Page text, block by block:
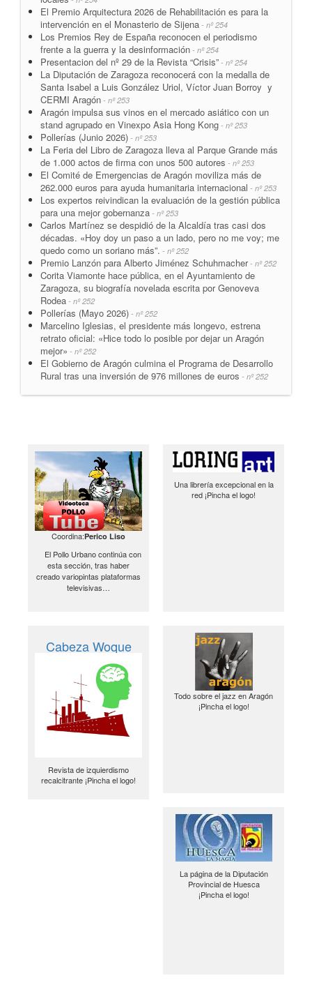
El Premio Arquitectura 2026 de Rehabilitación es para la
intervención en el Monasterio de Sijena - nº 254
Los Premios Rey de España reconocen el periodismo
frente a la guerra y la desinformación - nº 254
Presentacion del nº 29 de la Revista “Crisis” - nº 254
La Diputación de Zaragoza reconocerá con la medalla de
Santa Isabel a Luis González Uriol, Víctor Juan Borroy y
CERMI Aragón - nº 253
Aragón impulsa sus vinos en el mercado asiático con un
stand agrupado en Vinexpo Asia Hong Kong - nº 253
Pollerías (Junio 2026) - nº 253
La Feria del Libro de Zaragoza lleva al Parque Grande más
de 1.000 actos de firma con unos 500 autores - nº 253
El Comité de Emergencias de Aragón moviliza más de
262.000 euros para ayuda humanitaria internacional - nº 253
Los expertos reivindican la evaluación de la gestión pública
para una mejor gobernanza - nº 253
Carlos Martínez se despidió de la Alcaldía tras casi dos
décadas. «Hoy doy un paso a un lado, pero no me voy; me
quedo como un soriano más”. - nº 252
Premio Lanzón para Alberto Jiménez Schuhmacher- nº 252
Corita Viamonte hace pública, en el Ayuntamiento de
Zaragoza, su biografía novelada escrita por Genoveva
Rodea - nº 252
Pollerías (Mayo 2026) - nº 252
Marcelino Iglesias, el presidente más longevo, estrena
retrato oficial: «Hice todo lo posible por dejar un Aragón
mejor» - nº 252
El Gobierno de Aragón culmina el Programa de Desarrollo
Rural tras una inversión de 976 millones de euros - nº 252
Coordina:Perico Liso
El Pollo Urbano continúa con
esta sección, tras haber
creado variopintas plataformas
televisivas…
Una librería excepcional en la
red ¡Pincha el logo!
Cabeza Woque
Revista de izquierdismo
recalcitrante ¡Pincha el logo!
Todo sobre el jazz en Aragón
¡Pincha el logo!
La página de la Diputación
Provincial de Huesca
¡Pincha el logo!